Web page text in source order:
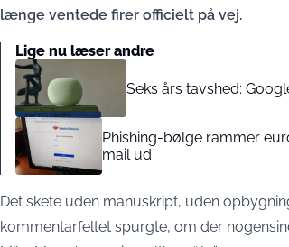
længe ventede firer officielt på vej.
Lige nu læser andre
Seks års tavshed:
Phishing-bølge rammer
mail ud
Det skete uden manuskript, uden
kommentarfeltet spurgte, om der